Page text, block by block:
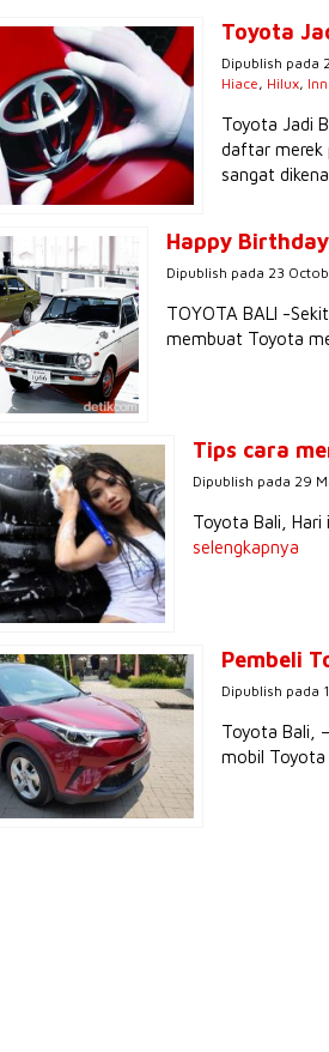
Toyota
Dipublish pada
Hiace, Hilux,
Toyota Jadi
daftar merek
sangat
Happy
Dipublish pada 23
TOYOTA BALI -
membuat Toyota
Tips cara
Dipublish pada 29
Toyota Bali,
selengkapnya
Pembeli
Dipublish pada
Toyota Bali,
mobil